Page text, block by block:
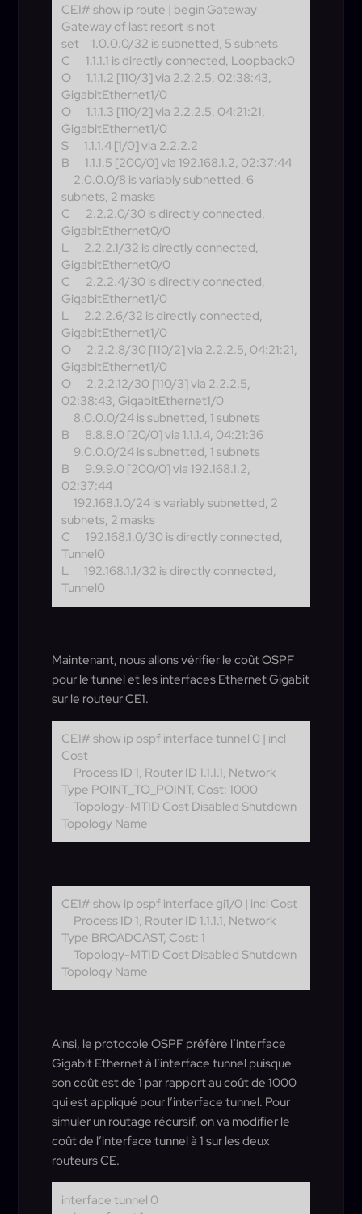
CE1# show ip route | begin Gateway
Gateway of last resort is not
set
1.0.0.0/32 is subnetted, 5 subnets
C
1.1.1.1 is directly connected, Loopback0
O
1.1.1.2 [110/3] via 2.2.2.5, 02:38:43,
GigabitEthernet1/0
O
1.1.1.3 [110/2] via 2.2.2.5, 04:21:21,
GigabitEthernet1/0
S
1.1.1.4 [1/0] via 2.2.2.2
B
1.1.1.5 [200/0] via 192.168.1.2, 02:37:44
2.0.0.0/8 is variably subnetted, 6
subnets, 2 masks
C
2.2.2.0/30 is directly connected,
GigabitEthernet0/0
L
2.2.2.1/32 is directly connected,
GigabitEthernet0/0
C
2.2.2.4/30 is directly connected,
GigabitEthernet1/0
L
2.2.2.6/32 is directly connected,
GigabitEthernet1/0
O
2.2.2.8/30 [110/2] via 2.2.2.5, 04:21:21,
GigabitEthernet1/0
O
2.2.2.12/30 [110/3] via 2.2.2.5,
02:38:43, GigabitEthernet1/0
8.0.0.0/24 is subnetted, 1 subnets
B
8.8.8.0 [20/0] via 1.1.1.4, 04:21:36
9.0.0.0/24 is subnetted, 1 subnets
B
9.9.9.0 [200/0] via 192.168.1.2,
02:37:44
192.168.1.0/24 is variably subnetted, 2
subnets, 2 masks
C
192.168.1.0/30 is directly connected,
Tunnel0
L
192.168.1.1/32 is directly connected,
Tunnel0
Maintenant, nous allons vérifier le coût OSPF
pour le tunnel et les interfaces Ethernet Gigabit
sur le routeur CE1.
CE1# show ip ospf interface tunnel 0 | incl
Cost
Process ID 1, Router ID 1.1.1.1, Network
Type POINT_TO_POINT, Cost: 1000
Topology-MTID Cost Disabled Shutdown
Topology Name
CE1# show ip ospf interface gi1/0 | incl Cost
Process ID 1, Router ID 1.1.1.1, Network
Type BROADCAST, Cost: 1
Topology-MTID Cost Disabled Shutdown
Topology Name
Ainsi, le protocole OSPF préfère l’interface
Gigabit Ethernet à l’interface tunnel puisque
son coût est de 1 par rapport au coût de 1000
qui est appliqué pour l’interface tunnel. Pour
simuler un routage récursif, on va modifier le
coût de l’interface tunnel à 1 sur les deux
routeurs CE.
interface tunnel 0